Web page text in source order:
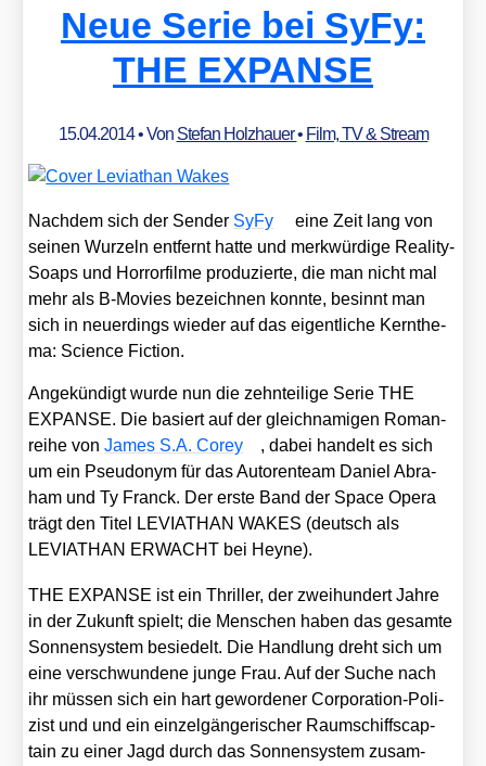
Neue Serie bei SyFy:
THE EXPANSE
15.04.2014• Von Stefan Holzhauer• Film, TV & Stream
Nach­dem sich der Sen­der SyFy
eine Zeit lang von
sei­nen Wur­zeln ent­fernt hat­te und merk­wür­di­ge Rea­li­ty-
Soaps und Hor­ror­fil­me pro­du­zier­te, die man nicht mal
mehr als B‑Movies bezeich­nen konn­te, besinnt man
sich in neu­er­dings wie­der auf das eigent­li­che Kern­the­
ma: Sci­ence Fic­tion.
Ange­kün­digt wur­de nun die zehn­tei­li­ge Serie THE
EXPANSE. Die basiert auf der gleich­na­mi­gen Roman­
rei­he vonJames S.A. Corey
, dabei han­delt es sich
um ein Pseud­onym für das Autoren­team Dani­el Abra­
ham und Ty Franck. Der ers­te Band der Space Ope­ra
trägt den Titel LEVIATHAN WAKES (deutsch als
LEVIATHAN ERWACHT bei Hey­ne).
THE EXPANSE ist ein Thril­ler, der zwei­hun­dert Jah­re
in der Zukunft spielt; die Men­schen haben das gesam­te
Son­nen­sys­tem besie­delt. Die Hand­lung dreht sich um
eine ver­schwun­de­ne jun­ge Frau. Auf der Suche nach
ihr müs­sen sich ein hart gewor­de­ner Cor­po­ra­ti­on-Poli­
zist und und ein ein­zel­gän­ge­ri­scher Raum­schiffs­cap­
tain zu einer Jagd durch das Son­nen­sys­tem zusam­